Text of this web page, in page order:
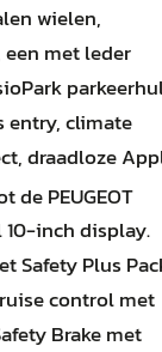
wielen,
met leder
entry, climate
draadloze
de PEUGEOT
inch display.
Safety Plus
control met
Brake met